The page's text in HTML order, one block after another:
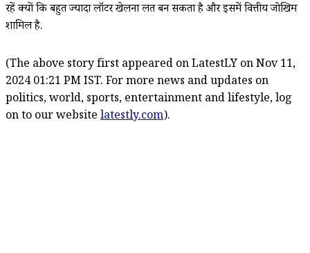
रहें क्यों कि बहुत ज्यादा लॉटरी खेलना लत बन सकता है और इसमें वित्तीय जोखिम
शामिल है.
(The above story first appeared on LatestLY on Nov 11,
2024 01:21 PM IST. For more news and updates on
politics, world, sports, entertainment and lifestyle, log
on to our website latestly.com).